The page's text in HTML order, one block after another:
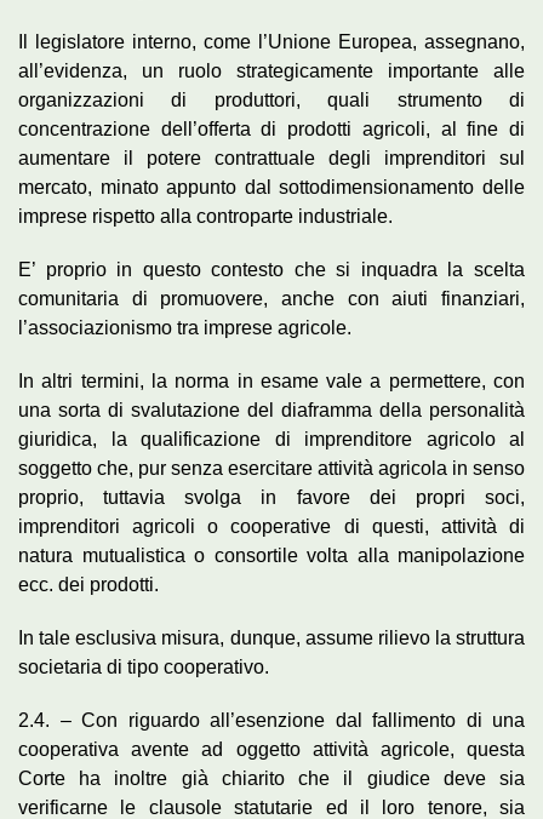
Il legislatore interno, come l’Unione Europea, assegnano,
all’evidenza, un ruolo strategicamente importante alle
organizzazioni di produttori, quali strumento di
concentrazione dell’offerta di prodotti agricoli, al fine di
aumentare il potere contrattuale degli imprenditori sul
mercato, minato appunto dal sottodimensionamento delle
imprese rispetto alla controparte industriale.
E’ proprio in questo contesto che si inquadra la scelta
comunitaria di promuovere, anche con aiuti finanziari,
l’associazionismo tra imprese agricole.
In altri termini, la norma in esame vale a permettere, con
una sorta di svalutazione del diaframma della personalità
giuridica, la qualificazione di imprenditore agricolo al
soggetto che, pur senza esercitare attività agricola in senso
proprio, tuttavia svolga in favore dei propri soci,
imprenditori agricoli o cooperative di questi, attività di
natura mutualistica o consortile volta alla manipolazione
ecc. dei prodotti.
In tale esclusiva misura, dunque, assume rilievo la struttura
societaria di tipo cooperativo.
2.4. – Con riguardo all’esenzione dal fallimento di una
cooperativa avente ad oggetto attività agricole, questa
Corte ha inoltre già chiarito che il giudice deve sia
verificarne le clausole statutarie ed il loro tenore, sia